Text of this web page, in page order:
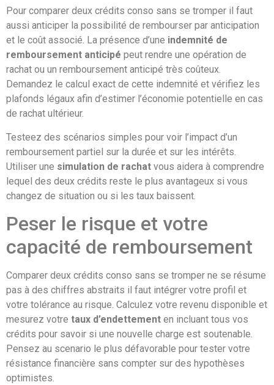
Pour comparer deux crédits conso sans se tromper il faut
aussi anticiper la possibilité de rembourser par anticipation
et le coût associé. La présence d’une indemnité de
remboursement anticipé peut rendre une opération de
rachat ou un remboursement anticipé très coûteux.
Demandez le calcul exact de cette indemnité et vérifiez les
plafonds légaux afin d’estimer l’économie potentielle en cas
de rachat ultérieur.
Testeez des scénarios simples pour voir l’impact d’un
remboursement partiel sur la durée et sur les intérêts.
Utiliser une simulation de rachat vous aidera à comprendre
lequel des deux crédits reste le plus avantageux si vous
changez de situation ou si les taux baissent.
Peser le risque et votre
capacité de remboursement
Comparer deux crédits conso sans se tromper ne se résume
pas à des chiffres abstraits il faut intégrer votre profil et
votre tolérance au risque. Calculez votre revenu disponible et
mesurez votre taux d’endettement en incluant tous vos
crédits pour savoir si une nouvelle charge est soutenable.
Pensez au scenario le plus défavorable pour tester votre
résistance financière sans compter sur des hypothèses
optimistes.